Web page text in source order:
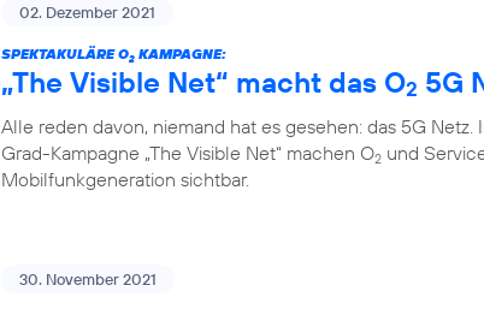
02. Dezember 2021
SPEKTAKULÄRE O2 KAMPAGNE:
„The Visible Net“ macht das O2 5G
Alle reden davon, niemand hat es gesehen: das 5G
Grad-Kampagne „The Visible Net“ machen O2 und
Mobilfunkgeneration sichtbar.
30. November 2021